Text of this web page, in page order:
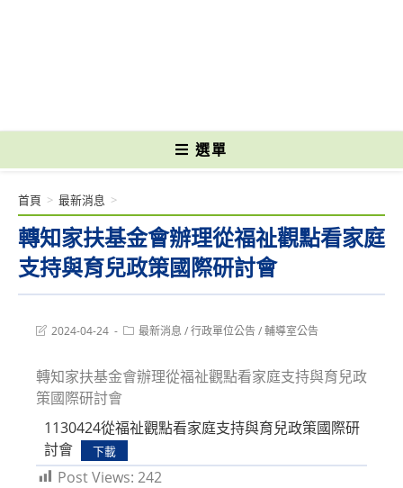
選單
轉知家扶基金會辦理從福祉觀點看家庭
支持與育兒政策國際研討會
首頁 > 最新消息 >
Post2024-04-24
Post最新消息 /行政單位公告/輔導室公告
轉知家扶基金會辦理從福祉觀點看家庭支持與育兒政
策國際研討會
1130424從福祉觀點看家庭支持與育兒政策國際研
討會
下載
Post Views: 242